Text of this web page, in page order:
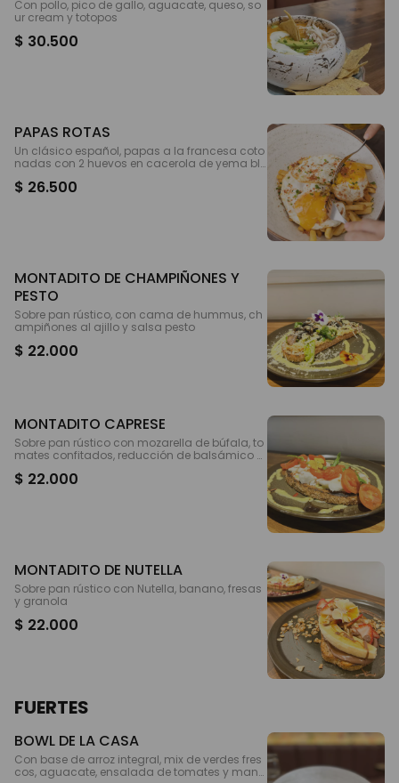
Con pollo, pico de gallo, aguacate, queso, so
ur cream y totopos
$ 30.500
PAPAS ROTAS
Un clásico español, papas a la francesa coto
nadas con 2 huevos en cacerola de yema bl
bollín
$ 26.500
MONTADITO DE CHAMPIÑONES Y
PESTO
Sobre pan rústico, con cama de hummus, ch
ampiñones al ajillo y salsa pesto
$ 22.000
MONTADITO CAPRESE
Sobre pan rústico con mozarella de búfala, to
mates confitados, reducción de balsámico y
$ 22.000
MONTADITO DE NUTELLA
Sobre pan rústico con Nutella, banano, fresas
y granola
$ 22.000
FUERTES
BOWL DE LA CASA
Con base de arroz integral, mix de verdes fres
cos, aguacate, ensalada de tomates y mang